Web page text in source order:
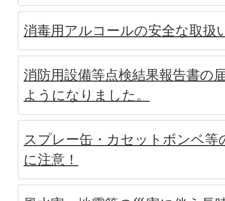
消毒用アルコールの安全な取扱
消防用設備等点検結果報告書の
ようになりました。
スプレー缶・カセットボンベ等
に注意！